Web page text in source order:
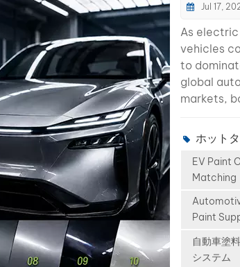
Asian
centers
American
markets As
vehicle
repair
naturally
The
Many
Databases
Coverage
traditional
Expo,
Russia 🏢
Booth 7-
During the
exhibition,
will have
Washinta’s
solutions for
refinishing,
including
advanced
systems,
Jul 17,
As electric
vehicles
to
global
markets,
new
paint
becoming
difficult to
and
colors,
ホット
EV Paint
Matching
Paint
自動車塗
システム